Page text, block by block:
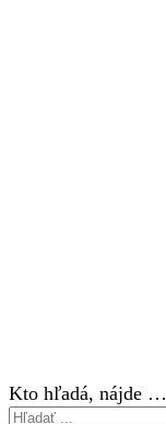
Kto hľadá, nájde …